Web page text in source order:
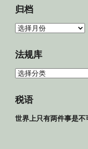
归档
归
法规库
法
库
税语
世界上只有两件事是不